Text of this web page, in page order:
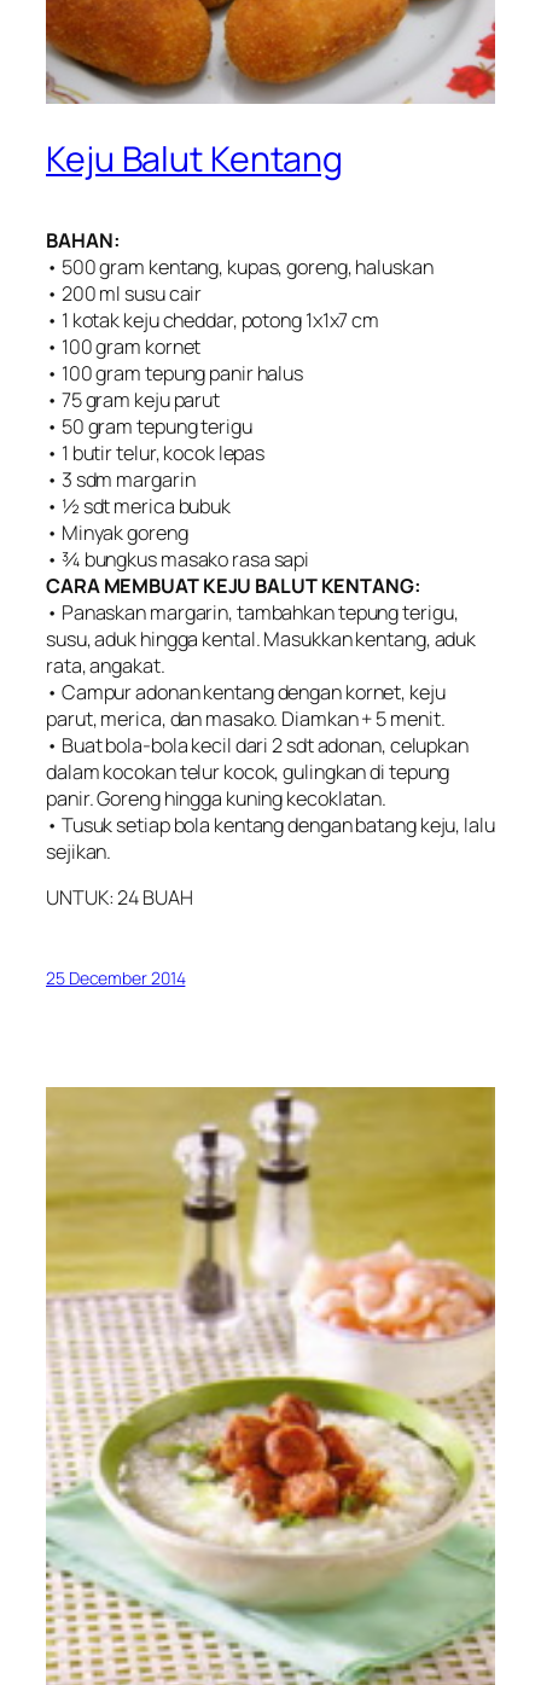
Keju Balut Kentang
BAHAN:
• 500 gram kentang, kupas, goreng, haluskan
• 200 ml susu cair
• 1 kotak keju cheddar, potong 1x1x7 cm
• 100 gram kornet
• 100 gram tepung panir halus
• 75 gram keju parut
• 50 gram tepung terigu
• 1 butir telur, kocok lepas
• 3 sdm margarin
• ½ sdt merica bubuk
• Minyak goreng
• ¾ bungkus masako rasa sapi
CARA MEMBUAT KEJU BALUT KENTANG:
• Panaskan margarin, tambahkan tepung terigu,
susu, aduk hingga kental. Masukkan kentang, aduk
rata, angakat.
• Campur adonan kentang dengan kornet, keju
parut, merica, dan masako. Diamkan + 5 menit.
• Buat bola-bola kecil dari 2 sdt adonan, celupkan
dalam kocokan telur kocok, gulingkan di tepung
panir. Goreng hingga kuning kecoklatan.
• Tusuk setiap bola kentang dengan batang keju, lalu
sejikan.
UNTUK: 24 BUAH
25 December 2014